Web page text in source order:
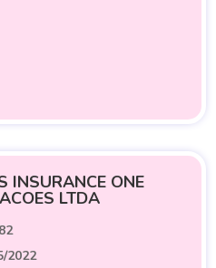
INSURANCE ONE
LTDA
2022